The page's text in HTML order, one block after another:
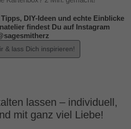
DIY-Ideen und echte Einblicke
findest Du auf Instagram
& lass Dich inspirieren!
lassen – individuell,
mit ganz viel Liebe!